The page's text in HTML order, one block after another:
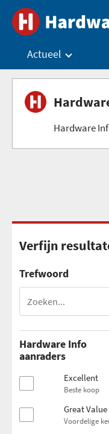
Actueel
Hardware
Verfijn
Trefwoord
Hardware Info
aanraders
Excellent
Beste koop
Great Value
Voordelige